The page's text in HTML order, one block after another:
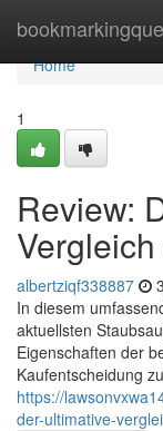
Home
Home
1
Review:
albertziqf338887
In diesem
aktuellsten
Eigenschaften der
Kaufentscheidung
https://
der-ultimative-